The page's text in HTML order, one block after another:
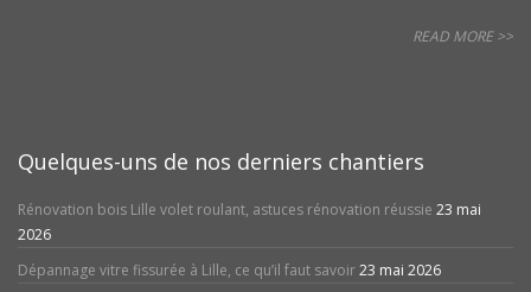
READ MORE >>
Quelques-uns de nos derniers chantiers
Rénovation bois Lille volet roulant, astuces rénovation réussie 23 mai
2026
Dépannage vitre fissurée à Lille, ce qu’il faut savoir23 mai 2026